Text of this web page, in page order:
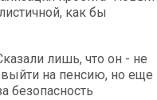
как бы
лишь, что он - не
на пенсию, но еще
безопасность